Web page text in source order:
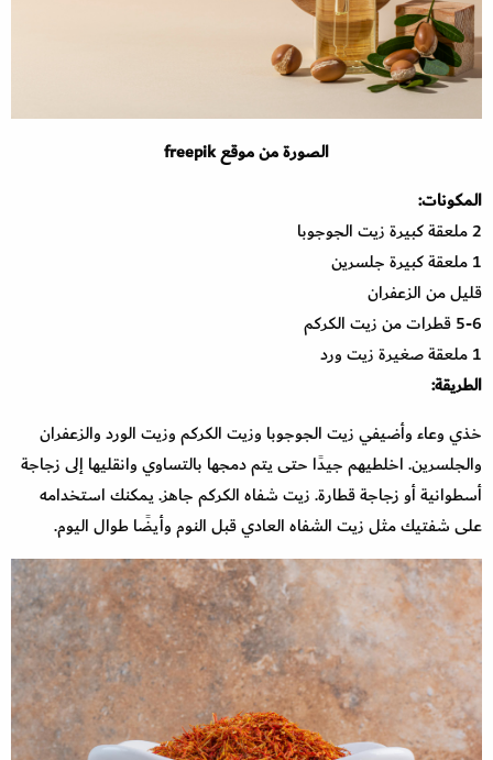
الصورة من موقع freepik
المكونات:
2 ملعقة كبيرة زيت الجوجوبا
1 ملعقة كبيرة جلسرين
قليل من الزعفران
5-6 قطرات من زيت الكركم
1 ملعقة صغيرة زيت ورد
الطريقة:
خذي وعاء وأضيفي زيت الجوجوبا وزيت الكركم وزيت الورد والزعفران
والجلسرين. اخلطيهم جيدًا حتى يتم دمجها بالتساوي وانقليها إلى زجاجة
أسطوانية أو زجاجة قطارة. زيت شفاه الكركم جاهز. يمكنك استخدامه
على شفتيك مثل زيت الشفاه العادي قبل النوم وأيضًا طوال اليوم.